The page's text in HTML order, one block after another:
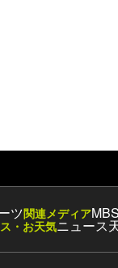
ツ関連メディア
・お天気ニュース